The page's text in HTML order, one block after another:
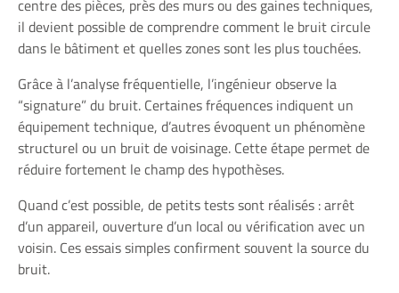
centre des pièces, près des murs ou des gaines techniques,
il devient possible de comprendre comment le bruit circule
dans le bâtiment et quelles zones sont les plus touchées.
Grâce à l’analyse fréquentielle, l’ingénieur observe la
“signature” du bruit. Certaines fréquences indiquent un
équipement technique, d’autres évoquent un phénomène
structurel ou un bruit de voisinage. Cette étape permet de
réduire fortement le champ des hypothèses.
Quand c’est possible, de petits tests sont réalisés : arrêt
d’un appareil, ouverture d’un local ou vérification avec un
voisin. Ces essais simples confirment souvent la source du
bruit.